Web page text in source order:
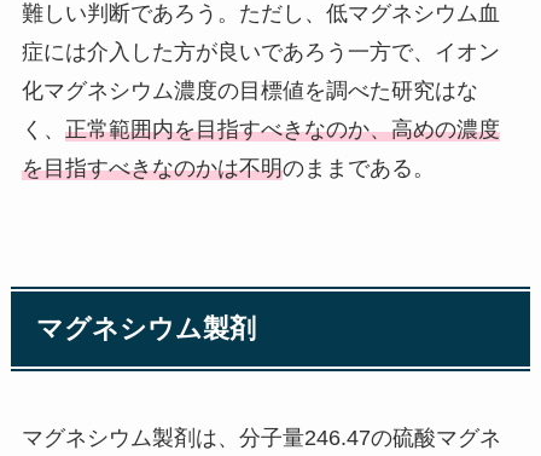
難しい判断であろう。ただし、低マグネシウム血
症には介入した方が良いであろう一方で、イオン
化マグネシウム濃度の目標値を調べた研究はな
く、 正常範囲内を目指すべきなのか、高めの濃度
を目指すべきなのかは不明のままである。
マグネシウム製剤
マグネシウム製剤は、分子量246.47の硫酸マグネ